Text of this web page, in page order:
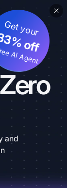
Get your
off
AI Agent
and